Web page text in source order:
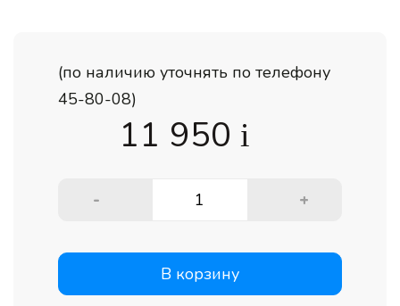
(по наличию уточнять по телефону
45-80-08)
11 950 i
- +
В корзину